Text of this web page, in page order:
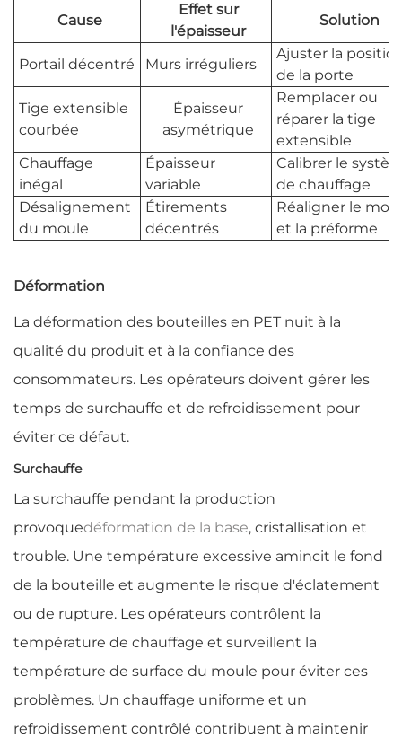
Cause
Effet sur
l'épaisseur
Solution
Portail décentré Murs irréguliers
Ajuster la
de la porte
Tige extensible
courbée
Épaisseur
asymétrique
Remplacer ou
réparer la tige
extensible
Chauffage
inégal
Épaisseur
variable
Calibrer le
de chauffage
Désalignement
du moule
Étirements
décentrés
Réaligner le
et la préforme
Déformation
La déformation des bouteilles en PET nuit à la
qualité du produit et à la confiance des
consommateurs. Les opérateurs doivent gérer les
temps de surchauffe et de refroidissement pour
éviter ce défaut.
Surchauffe
La surchauffe pendant la production
provoquedéformation de la base, cristallisation et
trouble. Une température excessive amincit le fond
de la bouteille et augmente le risque d'éclatement
ou de rupture. Les opérateurs contrôlent la
température de chauffage et surveillent la
température de surface du moule pour éviter ces
problèmes. Un chauffage uniforme et un
refroidissement contrôlé contribuent à maintenir